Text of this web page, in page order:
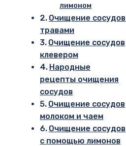
лимоном
Очищение сосудов
травами
Очищение сосудов
клевером
Народные
рецепты очищения
сосудов
Очищение сосудов
молоком и чаем
Очищение сосудов
с помощью лимонов